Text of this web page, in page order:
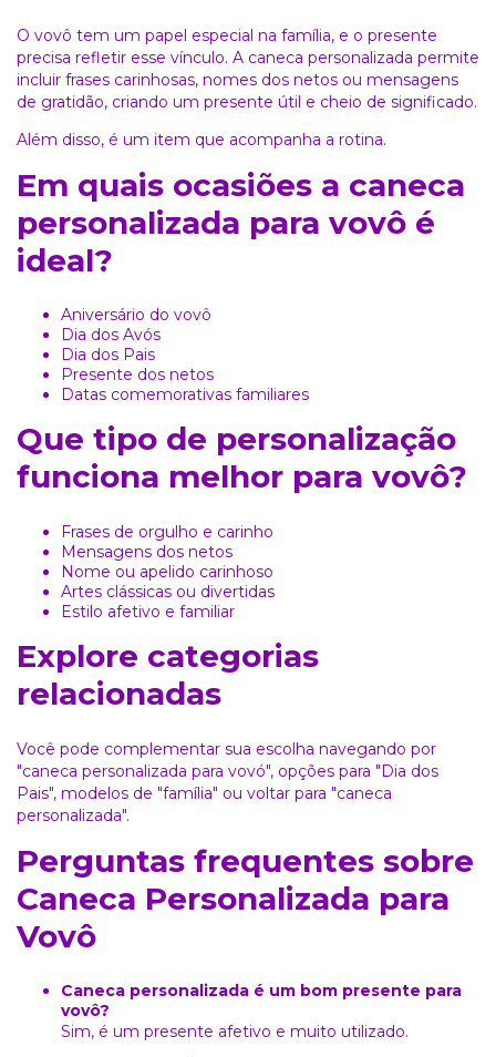
O vovô tem um papel especial na família, e o presente
precisa refletir esse vínculo. A caneca personalizada permite
incluir frases carinhosas, nomes dos netos ou mensagens
de gratidão, criando um presente útil e cheio de significado.
Além disso, é um item que acompanha a rotina.
Em quais ocasiões a caneca
personalizada para vovô é
ideal?
Aniversário do vovô
Dia dos Avós
Dia dos Pais
Presente dos netos
Datas comemorativas familiares
Que tipo de personalização
funciona melhor para vovô?
Frases de orgulho e carinho
Mensagens dos netos
Nome ou apelido carinhoso
Artes clássicas ou divertidas
Estilo afetivo e familiar
Explore categorias
relacionadas
Você pode complementar sua escolha navegando por
"caneca personalizada para vovó", opções para "Dia dos
Pais", modelos de "família" ou voltar para "caneca
personalizada".
Perguntas frequentes sobre
Caneca Personalizada para
Vovô
Caneca personalizada é um bom presente para
vovô?
Sim, é um presente afetivo e muito utilizado.